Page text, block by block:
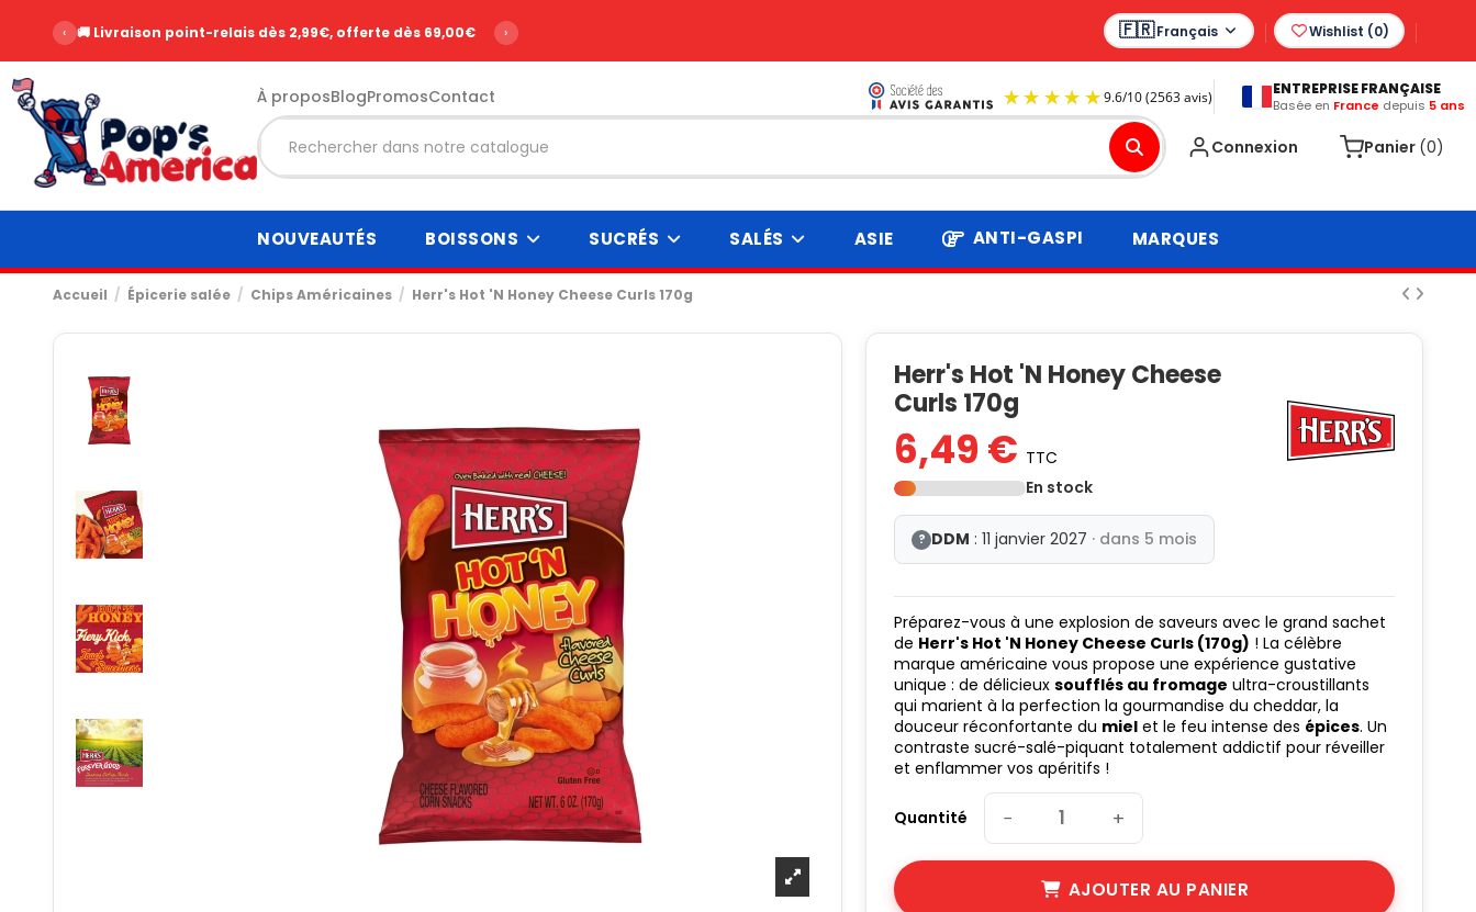
‹ 🚚 Livraison point-relais dès 2,99€, offerte dès 69,00€ › Français Wishlist (0)
À proposBlogPromosContact
9.6/10 (2563 avis)
ENTREPRISE FRANÇAISE
Basée en France depuis 5 ans
Connexion Panier (0)
NOUVEAUTÉS BOISSONS SUCRÉS SALÉS ASIE ANTI-GASPI MARQUES
Accueil Épicerie salée Chips Américaines Herr's Hot 'N Honey Cheese Curls 170g
Herr's Hot 'N Honey Cheese
Curls 170g
6,49 € TTC
En stock
? DDM : 11 janvier 2027 · dans 5 mois
Préparez-vous à une explosion de saveurs avec le grand sachet
de Herr's Hot 'N Honey Cheese Curls (170g) ! La célèbre
marque américaine vous propose une expérience gustative
unique : de délicieuxsoufflés au fromage ultra-croustillants
qui marient à la perfection la gourmandise du cheddar, la
douceur réconfortante du miel et le feu intense des épices. Un
contraste sucré-salé-piquant totalement addictif pour réveiller
et enflammer vos apéritifs !
Quantité − +
AJOUTER AU PANIER